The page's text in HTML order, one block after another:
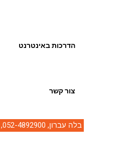
הדרכות באינטרנט
צור קשר
בלה עברון, 052-4892900
,